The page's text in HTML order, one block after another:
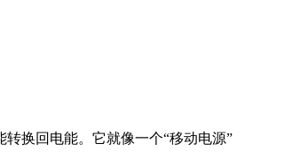
换回电能。它就像一个“移动电源”